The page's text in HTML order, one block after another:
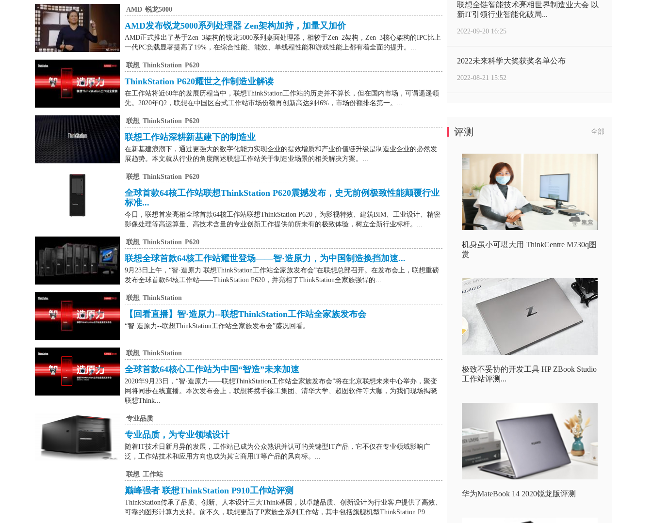
AMD 锐龙5000
AMD发布锐龙5000系列处理器 Zen架构加持，加量又加价
AMD正式推出了基于Zen 3架构的锐龙5000系列桌面处理器，相较于Zen 2架构，Zen 3核心架构的IPC比上
一代PC负载显著提高了19%，在综合性能、能效、单线程性能和游戏性能上都有着全面的提升。...
联想 ThinkStation P620
ThinkStation P620耀世之作制造业解读
在工作站将近60年的发展历程当中，联想ThinkStation工作站的历史并不算长，但在国内市场，可谓遥遥领
先。2020年Q2，联想在中国区台式工作站市场份额再创新高达到46%，市场份额排名第一。...
联想 ThinkStation P620
联想工作站深耕新基建下的制造业
在新基建浪潮下，通过更强大的数字化能力实现企业的提效增质和产业价值链升级是制造业企业的必然发
展趋势。本文就从行业的角度阐述联想工作站关于制造业场景的相关解决方案。...
联想 ThinkStation P620
全球首款64核工作站联想ThinkStation P620震撼发布，史无前例极致性能颠覆行业
标准...
今日，联想首发亮相全球首款64核工作站联想ThinkStation P620，为影视特效、建筑BIM、工业设计、精密
影像处理等高运算量、高技术含量的专业创新工作提供前所未有的极致体验，树立全新行业标杆。...
联想 ThinkStation P620
联想全球首款64核工作站耀世登场——智·造原力，为中国制造换挡加速...
9月23日上午，“智·造原力 联想ThinkStation工作站全家族发布会”在联想总部召开。在发布会上，联想重磅
发布全球首款64核工作站——ThinkStation P620，并亮相了ThinkStation全家族强悍的...
联想 ThinkStation
【回看直播】智·造原力--联想ThinkStation工作站全家族发布会
“智·造原力--联想ThinkStation工作站全家族发布会”盛况回看。
联想 ThinkStation
全球首款64核心工作站为中国“智造”未来加速
2020年9月23日，“智·造原力——联想ThinkStation工作站全家族发布会”将在北京联想未来中心举办，聚变
网将同步在线直播。本次发布会上，联想将携手徐工集团、清华大学、超图软件等大咖，为我们现场揭晓
联想Think...
专业品质
专业品质，为专业领域设计
随着IT技术日新月异的发展，工作站已成为公众熟识并认可的关键型IT产品，它不仅在专业领域影响广
泛，工作站技术和应用方向也成为其它商用IT等产品的风向标。...
联想 工作站
巅峰强者 联想ThinkStation P910工作站评测
ThinkStation传承了品质、创新、人本设计三大Think基因，以卓越品质、创新设计为行业客户提供了高效、
可靠的图形计算力支持。前不久，联想更新了P家族全系列工作站，其中包括旗舰机型ThinkStation P9...
联想全链智能技术亮相世界制造业大会 以
新IT引领行业智能化破局...
2022-09-20 16:25
2022未来科学大奖获奖名单公布
2022-08-21 15:52
全部
评测
机身虽小可堪大用 ThinkCentre M730q图
赏
极致不妥协的开发工具 HP ZBook Studio
工作站评测...
华为MateBook 14 2020锐龙版评测